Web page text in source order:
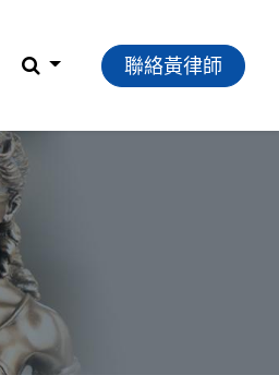
聯絡黃律師